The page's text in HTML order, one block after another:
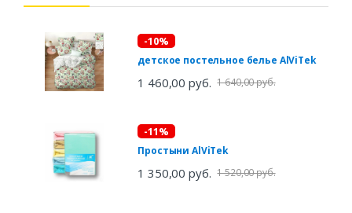
-10%
детское постельное белье AlViTek
1 460,00 руб. 1 640,00 руб.
-11%
Простыни AlViTek
1 350,00 руб. 1 520,00 руб.